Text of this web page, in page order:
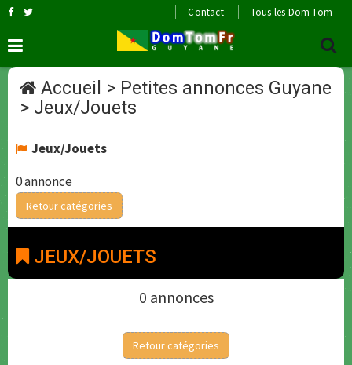
Contact Tous les Dom-Tom
Accueil > Petites annonces Guyane
> Jeux/Jouets
Jeux/Jouets
0 annonce
Retour catégories
JEUX/JOUETS
0 annonces
Retour catégories